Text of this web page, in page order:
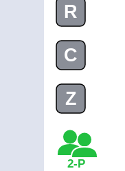
R
C
Z
2-P